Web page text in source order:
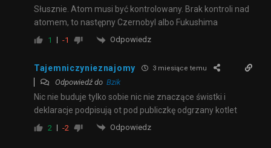
Słusznie. Atom musi być kontrolowany. Brak kontroli nad
atomem, to następny Czernobyl albo Fukushima
1 -1 Odpowiedz
Tajemniczynieznajomy 3 miesiące temu
Odpowiedź do Bzik
Nic nie buduje tylko sobie nic nie znaczące świstki i
deklaracje podpisują ot pod publiczkę odgrzany kotlet
2 -2 Odpowiedz